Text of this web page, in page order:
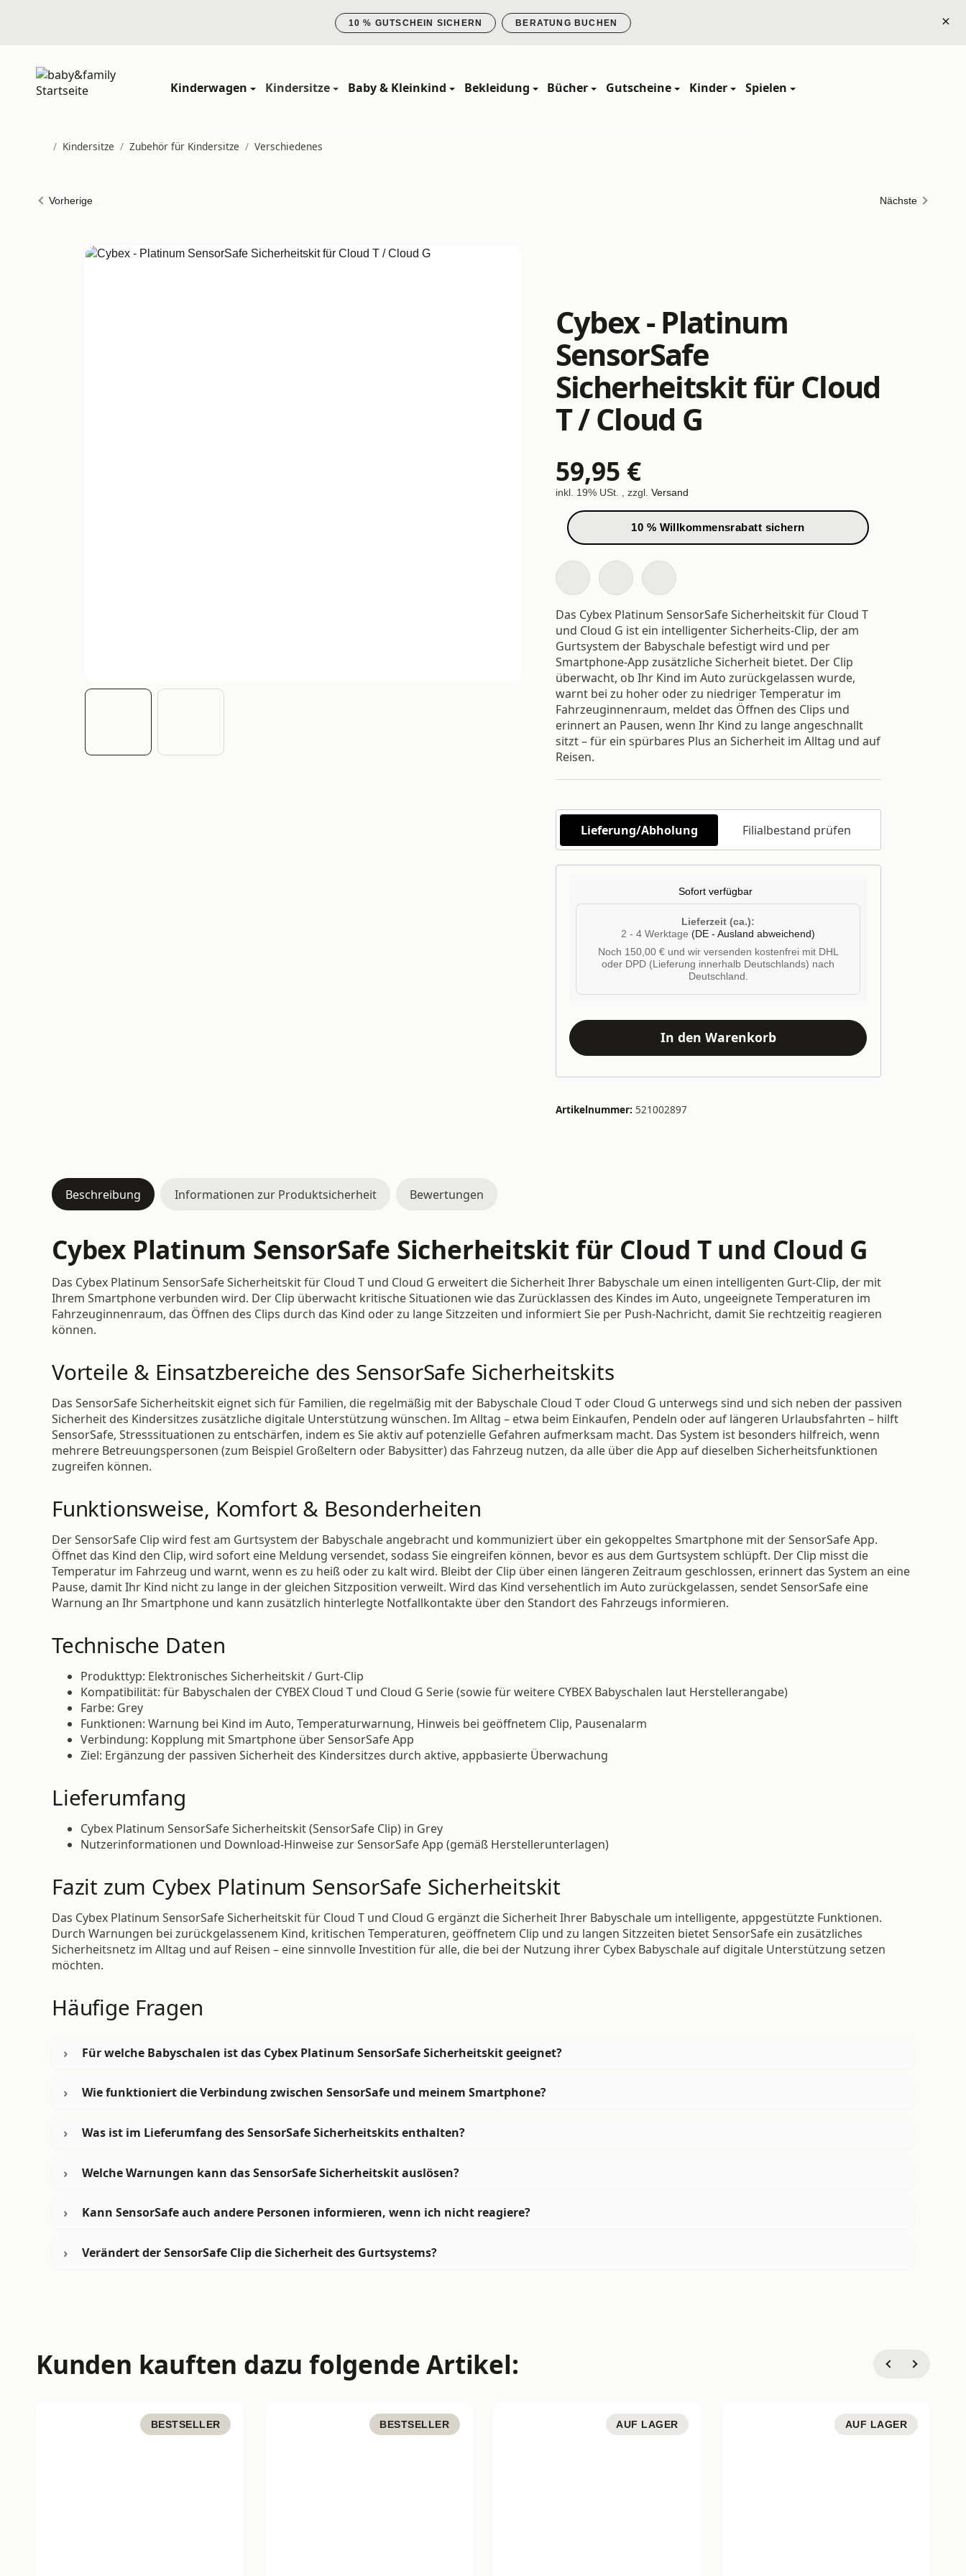
10 % GUTSCHEIN SICHERN BERATUNG BUCHEN ×
Kinderwagen Kindersitze Baby & Kleinkind Bekleidung Bücher Gutscheine Kinder Spielen
/ Kindersitze / Zubehör für Kindersitze / Verschiedenes
Vorherige Nächste
Cybex - Platinum
SensorSafe
Sicherheitskit für Cloud
T / Cloud G
59,95 €
inkl. 19% USt. , zzgl. Versand
10 % Willkommensrabatt sichern
Das Cybex Platinum SensorSafe Sicherheitskit für Cloud T
und Cloud G ist ein intelligenter Sicherheits-Clip, der am
Gurtsystem der Babyschale befestigt wird und per
Smartphone-App zusätzliche Sicherheit bietet. Der Clip
überwacht, ob Ihr Kind im Auto zurückgelassen wurde,
warnt bei zu hoher oder zu niedriger Temperatur im
Fahrzeuginnenraum, meldet das Öffnen des Clips und
erinnert an Pausen, wenn Ihr Kind zu lange angeschnallt
sitzt – für ein spürbares Plus an Sicherheit im Alltag und auf
Reisen.
Lieferung/Abholung Filialbestand prüfen
Sofort verfügbar
Lieferzeit (ca.):
2 - 4 Werktage (DE - Ausland abweichend)
Noch 150,00 € und wir versenden kostenfrei mit DHL
oder DPD (Lieferung innerhalb Deutschlands) nach
Deutschland.
In den Warenkorb
Artikelnummer: 521002897
Beschreibung Informationen zur Produktsicherheit Bewertungen
Cybex Platinum SensorSafe Sicherheitskit für Cloud T und Cloud G
Das Cybex Platinum SensorSafe Sicherheitskit für Cloud T und Cloud G erweitert die Sicherheit Ihrer Babyschale um einen intelligenten Gurt-Clip, der mit
Ihrem Smartphone verbunden wird. Der Clip überwacht kritische Situationen wie das Zurücklassen des Kindes im Auto, ungeeignete Temperaturen im
Fahrzeuginnenraum, das Öffnen des Clips durch das Kind oder zu lange Sitzzeiten und informiert Sie per Push-Nachricht, damit Sie rechtzeitig reagieren
können.
Vorteile & Einsatzbereiche des SensorSafe Sicherheitskits
Das SensorSafe Sicherheitskit eignet sich für Familien, die regelmäßig mit der Babyschale Cloud T oder Cloud G unterwegs sind und sich neben der passiven
Sicherheit des Kindersitzes zusätzliche digitale Unterstützung wünschen. Im Alltag – etwa beim Einkaufen, Pendeln oder auf längeren Urlaubsfahrten – hilft
SensorSafe, Stresssituationen zu entschärfen, indem es Sie aktiv auf potenzielle Gefahren aufmerksam macht. Das System ist besonders hilfreich, wenn
mehrere Betreuungspersonen (zum Beispiel Großeltern oder Babysitter) das Fahrzeug nutzen, da alle über die App auf dieselben Sicherheitsfunktionen
zugreifen können.
Funktionsweise, Komfort & Besonderheiten
Der SensorSafe Clip wird fest am Gurtsystem der Babyschale angebracht und kommuniziert über ein gekoppeltes Smartphone mit der SensorSafe App.
Öffnet das Kind den Clip, wird sofort eine Meldung versendet, sodass Sie eingreifen können, bevor es aus dem Gurtsystem schlüpft. Der Clip misst die
Temperatur im Fahrzeug und warnt, wenn es zu heiß oder zu kalt wird. Bleibt der Clip über einen längeren Zeitraum geschlossen, erinnert das System an eine
Pause, damit Ihr Kind nicht zu lange in der gleichen Sitzposition verweilt. Wird das Kind versehentlich im Auto zurückgelassen, sendet SensorSafe eine
Warnung an Ihr Smartphone und kann zusätzlich hinterlegte Notfallkontakte über den Standort des Fahrzeugs informieren.
Technische Daten
Produkttyp: Elektronisches Sicherheitskit / Gurt-Clip
Kompatibilität: für Babyschalen der CYBEX Cloud T und Cloud G Serie (sowie für weitere CYBEX Babyschalen laut Herstellerangabe)
Farbe: Grey
Funktionen: Warnung bei Kind im Auto, Temperaturwarnung, Hinweis bei geöffnetem Clip, Pausenalarm
Verbindung: Kopplung mit Smartphone über SensorSafe App
Ziel: Ergänzung der passiven Sicherheit des Kindersitzes durch aktive, appbasierte Überwachung
Lieferumfang
Cybex Platinum SensorSafe Sicherheitskit (SensorSafe Clip) in Grey
Nutzerinformationen und Download-Hinweise zur SensorSafe App (gemäß Herstellerunterlagen)
Fazit zum Cybex Platinum SensorSafe Sicherheitskit
Das Cybex Platinum SensorSafe Sicherheitskit für Cloud T und Cloud G ergänzt die Sicherheit Ihrer Babyschale um intelligente, appgestützte Funktionen.
Durch Warnungen bei zurückgelassenem Kind, kritischen Temperaturen, geöffnetem Clip und zu langen Sitzzeiten bietet SensorSafe ein zusätzliches
Sicherheitsnetz im Alltag und auf Reisen – eine sinnvolle Investition für alle, die bei der Nutzung ihrer Cybex Babyschale auf digitale Unterstützung setzen
möchten.
Häufige Fragen
Für welche Babyschalen ist das Cybex Platinum SensorSafe Sicherheitskit geeignet?
Wie funktioniert die Verbindung zwischen SensorSafe und meinem Smartphone?
Was ist im Lieferumfang des SensorSafe Sicherheitskits enthalten?
Welche Warnungen kann das SensorSafe Sicherheitskit auslösen?
Kann SensorSafe auch andere Personen informieren, wenn ich nicht reagiere?
Verändert der SensorSafe Clip die Sicherheit des Gurtsystems?
Kunden kauften dazu folgende Artikel:
BESTSELLER BESTSELLER AUF LAGER AUF LAGER